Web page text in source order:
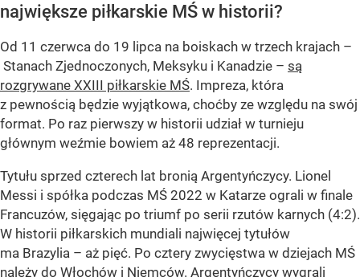
największe piłkarskie MŚ w historii?
Od 11 czerwca do 19 lipca na boiskach w trzech krajach –
Stanach Zjednoczonych, Meksyku i Kanadzie – są
rozgrywane XXIII piłkarskie MŚ. Impreza, która
z pewnością będzie wyjątkowa, choćby ze względu na swój
format. Po raz pierwszy w historii udział w turnieju
głównym weźmie bowiem aż 48 reprezentacji.
Tytułu sprzed czterech lat bronią Argentyńczycy. Lionel
Messi i spółka podczas MŚ 2022 w Katarze ograli w finale
Francuzów, sięgając po triumf po serii rzutów karnych (4:2).
W historii piłkarskich mundiali najwięcej tytułów
ma Brazylia – aż pięć. Po cztery zwycięstwa w dziejach MŚ
należy do Włochów i Niemców. Argentyńczycy wygrali